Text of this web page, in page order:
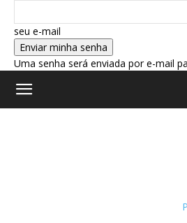
seu e-mail
Uma senha será enviada por e-mail